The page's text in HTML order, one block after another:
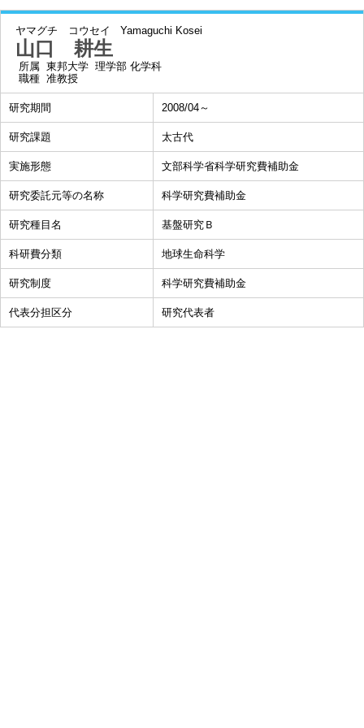
ヤマグチ コウセイ Yamaguchi Kosei
山口 耕生
所属 東邦大学 理学部 化学科
職種 准教授
研究期間 2008/04～
研究課題 太古代
実施形態 文部科学省科学研究費補助金
研究委託元等の名称 科学研究費補助金
研究種目名 基盤研究Ｂ
科研費分類 地球生命科学
研究制度 科学研究費補助金
代表分担区分 研究代表者